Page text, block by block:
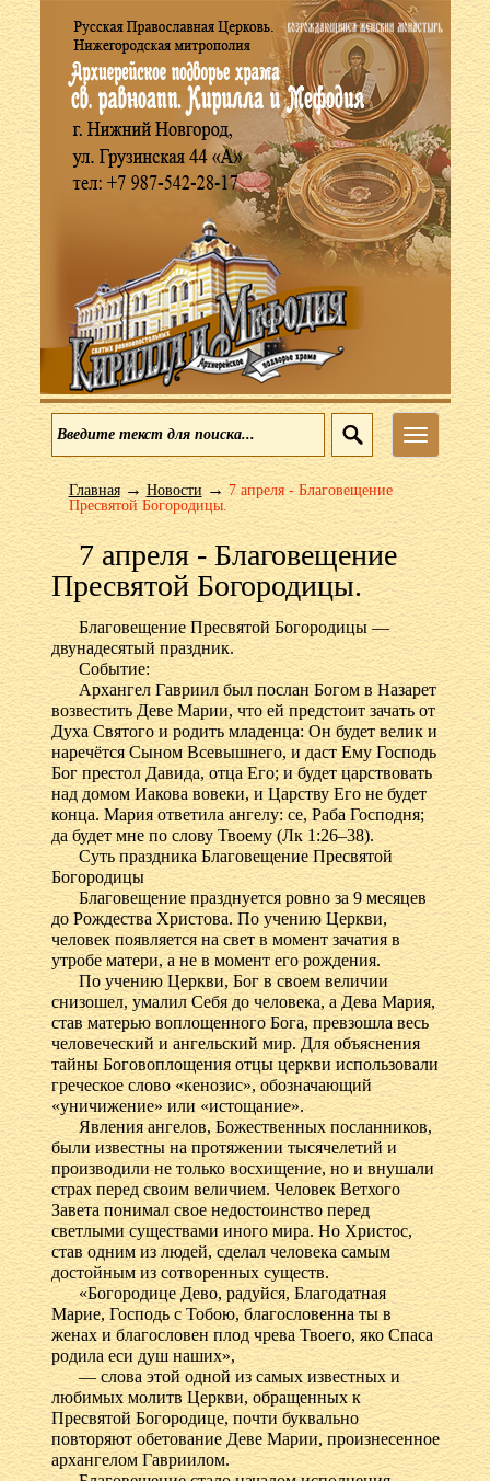
Меню
Главная→Новости→7 апреля - Благовещение
Пресвятой Богородицы.
7 апреля - Благовещение
Пресвятой Богородицы.
Благовещение Пресвятой Богородицы —
двунадесятый праздник.
Cобытие:
Архангел Гавриил был послан Богом в Назарет
возвестить Деве Марии, что ей предстоит зачать от
Духа Святого и родить младенца: Он будет велик и
наречётся Сыном Всевышнего, и даст Ему Господь
Бог престол Давида, отца Его; и будет царствовать
над домом Иакова вовеки, и Царству Его не будет
конца. Мария ответила ангелу: се, Раба Господня;
да будет мне по слову Твоему (Лк 1:26–38).
Суть праздника Благовещение Пресвятой
Богородицы
Благовещение празднуется ровно за 9 месяцев
до Рождества Христова. По учению Церкви,
человек появляется на свет в момент зачатия в
утробе матери, а не в момент его рождения.
По учению Церкви, Бог в своем величии
снизошел, умалил Себя до человека, а Дева Мария,
став матерью воплощенного Бога, превзошла весь
человеческий и ангельский мир. Для объяснения
тайны Боговоплощения отцы церкви использовали
греческое слово «кенозис», обозначающий
«уничижение» или «истощание».
Явления ангелов, Божественных посланников,
были известны на протяжении тысячелетий и
производили не только восхищение, но и внушали
страх перед своим величием. Человек Ветхого
Завета понимал свое недостоинство перед
светлыми существами иного мира. Но Христос,
став одним из людей, сделал человека самым
достойным из сотворенных существ.
«Богородице Дево, радуйся, Благодатная
Марие, Господь с Тобою, благословенна ты в
женах и благословен плод чрева Твоего, яко Спаса
родила еси душ наших»,
— слова этой одной из самых известных и
любимых молитв Церкви, обращенных к
Пресвятой Богородице, почти буквально
повторяют обетование Деве Марии, произнесенное
архангелом Гавриилом.